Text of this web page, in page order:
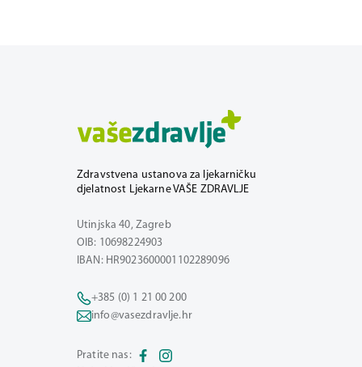
Zdravstvena ustanova za ljekarničku
djelatnost Ljekarne VAŠE ZDRAVLJE
Utinjska 40, Zagreb
OIB: 10698224903
IBAN: HR9023600001102289096
+385 (0) 1 21 00 200
info@vasezdravlje.hr
Pratite nas: